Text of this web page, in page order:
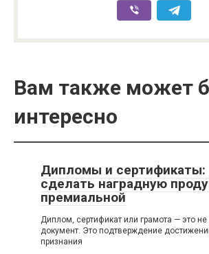
Вам также может
интересно
Дипломы и сертификаты:
сделать наградную
премиальной
Диплом, сертификат или грамота — это не
документ. Это подтверждение
признания